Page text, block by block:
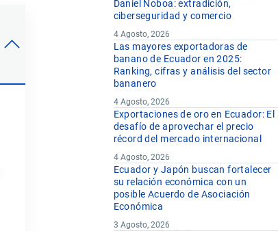
Daniel Noboa: extradición,
ciberseguridad y comercio
4 Agosto, 2026
Las mayores exportadoras de
banano de Ecuador en 2025:
Ranking, cifras y análisis del sector
bananero
4 Agosto, 2026
Exportaciones de oro en Ecuador: El
desafío de aprovechar el precio
récord del mercado internacional
4 Agosto, 2026
Ecuador y Japón buscan fortalecer
su relación económica con un
posible Acuerdo de Asociación
Económica
3 Agosto, 2026